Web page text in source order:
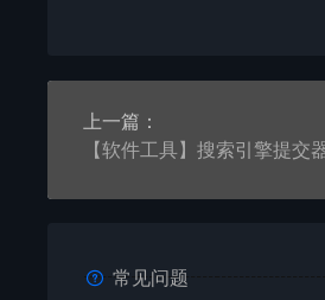
上一篇：
常见问题